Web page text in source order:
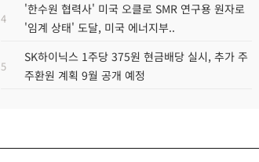
4
'한수원 협력사' 미국 오클로 SMR 연구용 원자로
'임계 상태' 도달, 미국 에너지부..
5
SK하이닉스 1주당 375원 현금배당 실시, 추가 주
주환원 계획 9월 공개 예정